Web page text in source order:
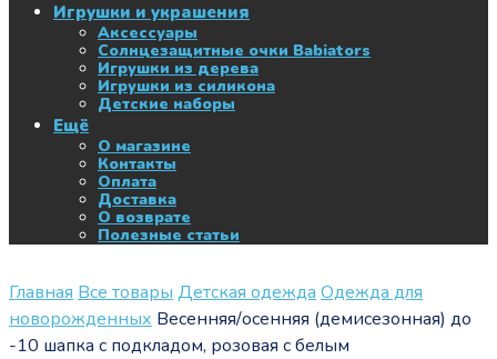
Игрушки и украшения
Аксессуары
Солнцезащитные очки Babiators
Игрушки из дерева
Игрушки из силикона
Детские наборы
Ещё
О магазине
Контакты
Оплата
Доставка
О возврате
Полезные статьи
Главная Все товары Детская одежда Одежда для
новорожденных Весенняя/осенняя (демисезонная) до
-10 шапка с подкладом, розовая с белым